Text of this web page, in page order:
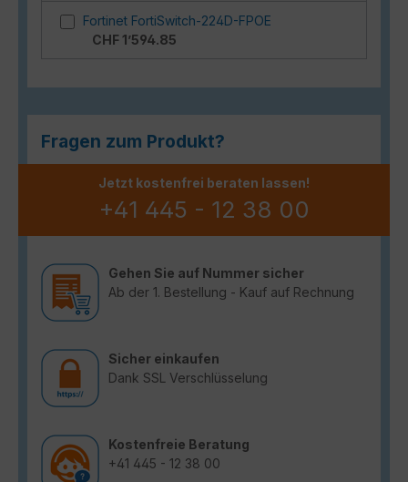
Fortinet FortiSwitch-224D-FPOE
CHF 1’594.85
Fragen zum Produkt?
Jetzt kostenfrei beraten lassen!
+41 445 - 12 38 00
Gehen Sie auf Nummer sicher
Ab der 1. Bestellung - Kauf auf Rechnung
Sicher einkaufen
Dank SSL Verschlüsselung
Kostenfreie Beratung
+41 445 - 12 38 00